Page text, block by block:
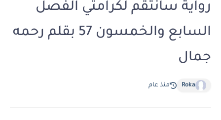
رواية سانتقم لكرامتي الفصل
السابع والخمسون 57 بقلم رحمه
جمال
Roka منذ عام